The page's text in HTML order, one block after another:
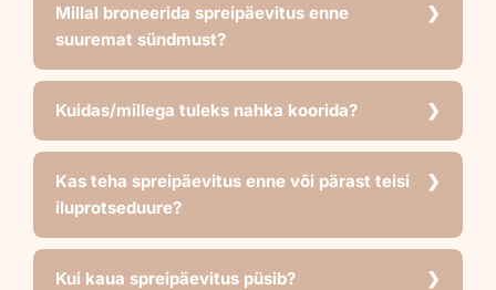
Millal broneerida spreipäevitus enne
suuremat sündmust?
Kuidas/millega tuleks nahka koorida?
Kas teha spreipäevitus enne või pärast teisi
iluprotseduure?
Kui kaua spreipäevitus püsib?